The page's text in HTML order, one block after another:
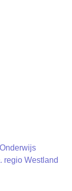
regio Westland